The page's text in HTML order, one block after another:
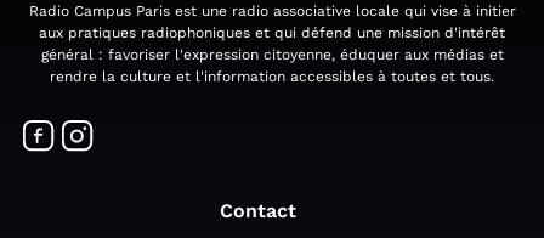
Radio Campus Paris est une radio associative locale qui vise à initier
aux pratiques radiophoniques et qui défend une mission d'intérêt
général : favoriser l'expression citoyenne, éduquer aux médias et
rendre la culture et l'information accessibles à toutes et tous.
Contact